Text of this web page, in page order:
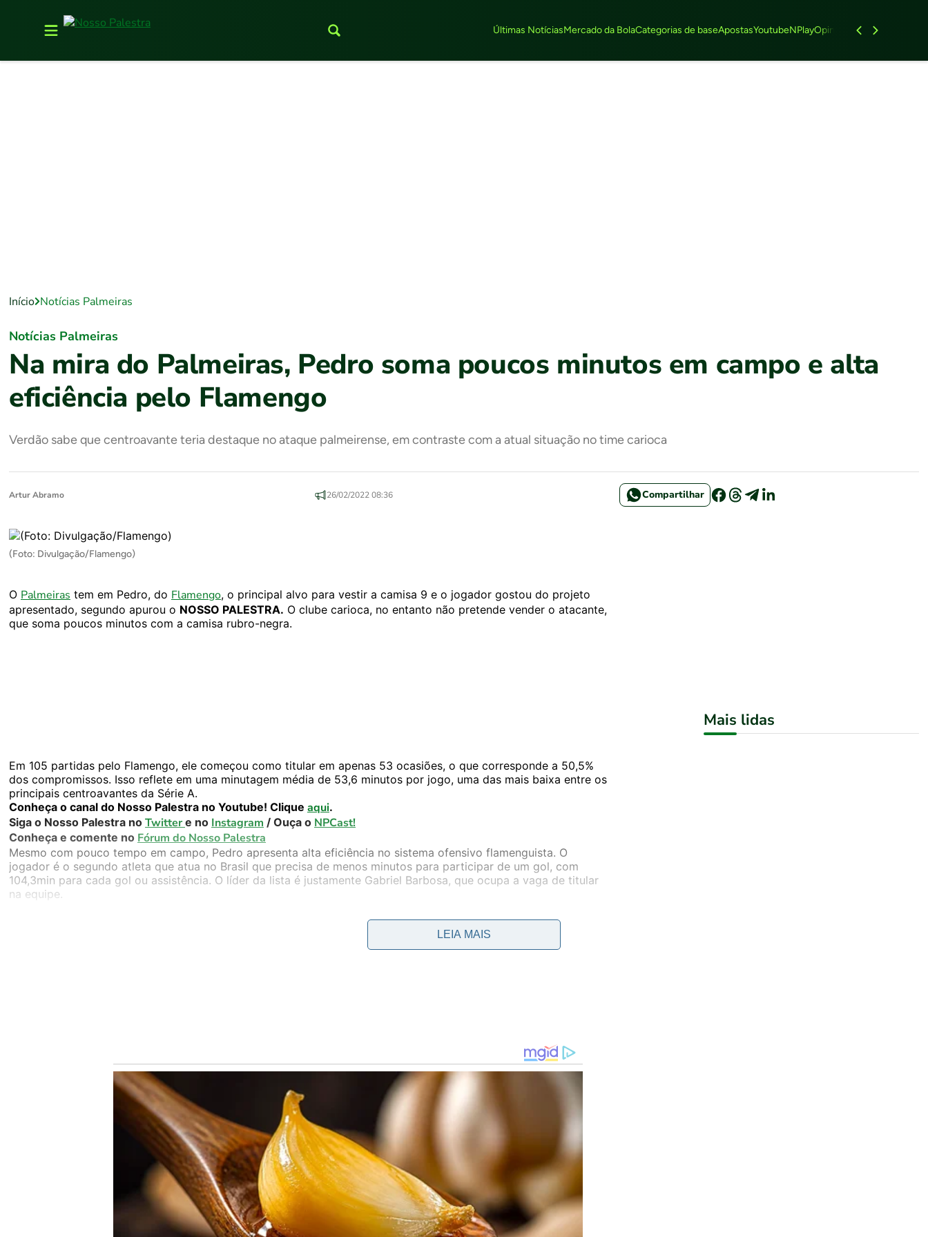
Últimas NotíciasMercado da BolaCategorias de baseApostasYoutubeNPlayOpinião Feminino
Início Notícias Palmeiras
Notícias Palmeiras
Na mira do Palmeiras, Pedro soma poucos minutos em campo e alta
eficiência pelo Flamengo
Verdão sabe que centroavante teria destaque no ataque palmeirense, em contraste com a atual situação no time carioca
Artur Abramo 26/02/2022 08:36 Compartilhar
(Foto: Divulgação/Flamengo)
O Palmeiras tem em Pedro, do Flamengo, o principal alvo para vestir a camisa 9 e o jogador gostou do projeto
apresentado, segundo apurou o NOSSO PALESTRA. O clube carioca, no entanto não pretende vender o atacante,
que soma poucos minutos com a camisa rubro-negra.
Em 105 partidas pelo Flamengo, ele começou como titular em apenas 53 ocasiões, o que corresponde a 50,5%
dos compromissos. Isso reflete em uma minutagem média de 53,6 minutos por jogo, uma das mais baixa entre os
principais centroavantes da Série A.
Conheça o canal do Nosso Palestra no Youtube! Clique aqui.
Siga o Nosso Palestra no Twitter e no Instagram / Ouça o NPCast!
Conheça e comente no Fórum do Nosso Palestra
Mesmo com pouco tempo em campo, Pedro apresenta alta eficiência no sistema ofensivo flamenguista. O
jogador é o segundo atleta que atua no Brasil que precisa de menos minutos para participar de um gol, com
104,3min para cada gol ou assistência. O líder da lista é justamente Gabriel Barbosa, que ocupa a vaga de titular
na equipe.
A ideia da diretoria palmeirense é reverter o primeiro cenário e potencializar o segundo, ou seja, ganhar mais
tempo em campo e aumentar ainda mais sua alta média de gols. Ser destaque no ataque alviverde também pode
ser atrativo para futuras convocações à Seleção Brasileira.
O Flamengo, no entanto, não tem interesse em se desfazer de seu atacante reserva e só pretende liberá-lo
mediante o pagamento da multa rescisória para o mercado nacional, que é de 100 milhões de euros (R$ 582
milhões, na cotação atual). O fato do Alviverde ser atualmente o maior rival do clube carioca em termos
Palmeiras hoje:
Palmeiras hoje:
Palmeiras hoje:
Palmeiras hoje:
Mais lidas
LEIA MAIS